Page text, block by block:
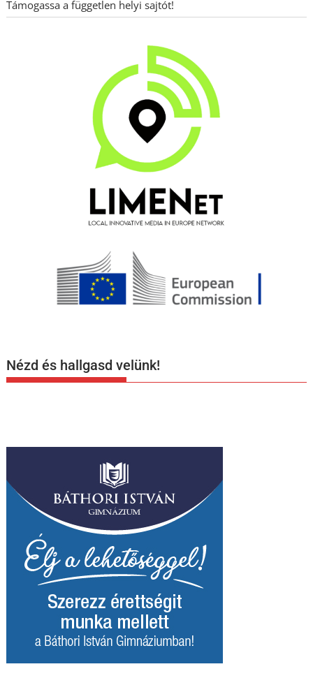
Támogassa a független helyi sajtót!
Nézd és hallgasd velünk!